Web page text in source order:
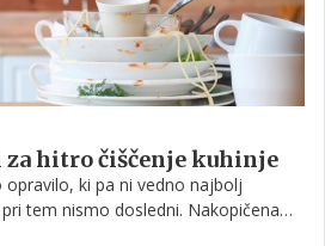
hitro čiščenje kuhinje
opravilo, ki pa ni vedno najbolj
tem nismo dosledni. Nakopičena